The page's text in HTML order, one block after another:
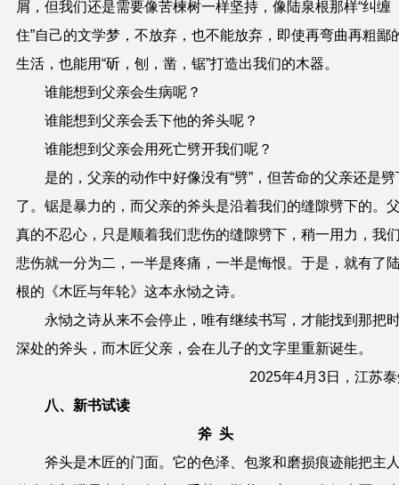
屑，但我们还是需要像苦楝树一样坚持，像陆泉根那样“纠缠
住”自己的文学梦，不放弃，也不能放弃，即使再弯曲再粗鄙
生活，也能用“斫，刨，凿，锯”打造出我们的木器。
谁能想到父亲会生病呢？
谁能想到父亲会丢下他的斧头呢？
谁能想到父亲会用死亡劈开我们呢？
是的，父亲的动作中好像没有“劈”，但苦命的父亲还是劈
了。锯是暴力的，而父亲的斧头是沿着我们的缝隙劈下的。
真的不忍心，只是顺着我们悲伤的缝隙劈下，稍一用力，我
悲伤就一分为二，一半是疼痛，一半是悔恨。于是，就有了
根的《木匠与年轮》这本永恸之诗。
永恸之诗从来不会停止，唯有继续书写，才能找到那把
深处的斧头，而木匠父亲，会在儿子的文字里重新诞生。
2025年4月3日，江苏
八、新书试读
斧 头
斧头是木匠的门面。它的色泽、包浆和磨损痕迹能把主